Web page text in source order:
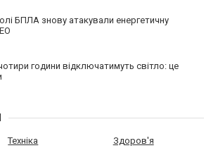
БПЛА знову атакували енергетичну
години відключатимуть світло: це
Техніка Здоров'я